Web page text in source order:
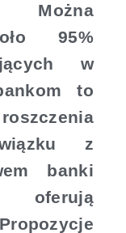
Można
95%
w
to
z
banki